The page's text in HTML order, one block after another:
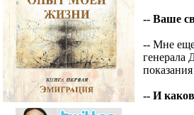
-- Ваше
-- Мне еще
генерала
показания
-- И